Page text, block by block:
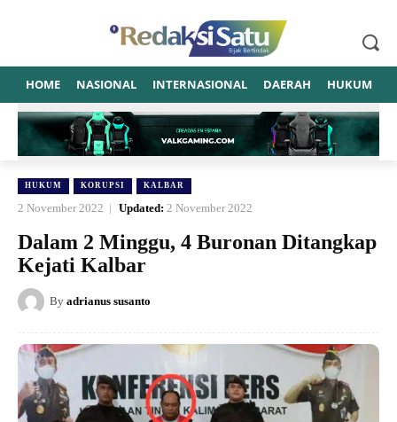
HOME NASIONAL INTERNASIONAL DAERAH HUKUM
HUKUM KORUPSI KALBAR
2 November 2022 Updated: 2 November 2022
Dalam 2 Minggu, 4 Buronan Ditangkap
Kejati Kalbar
By adrianus susanto